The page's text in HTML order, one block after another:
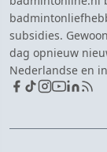
subsidies.
dag opnieuw
Nederlandse en